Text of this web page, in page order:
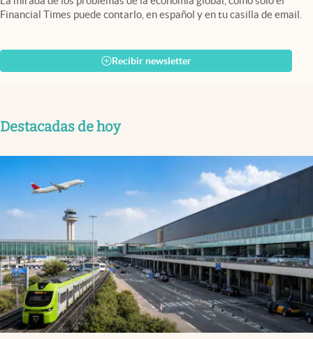
Financial Times puede contarlo, en español y en tu casilla de email.
Recibir newsletter
Destacadas de hoy